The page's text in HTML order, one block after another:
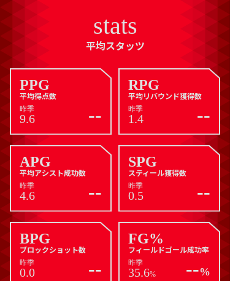
stats
平均スタッツ
PPG
平均得点数
昨季
9.6 --
RPG
平均リバウンド獲得数
昨季
1.4 --
APG
平均アシスト成功数
昨季
4.6 --
SPG
スティール獲得数
昨季
0.5 --
BPG
ブロックショット数
昨季
0.0 --
FG%
フィールドゴール成功率
昨季
35.6% --%